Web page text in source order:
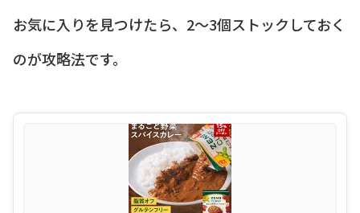
お気に入りを見つけたら、2〜3個ストックしておく
のが攻略法です。